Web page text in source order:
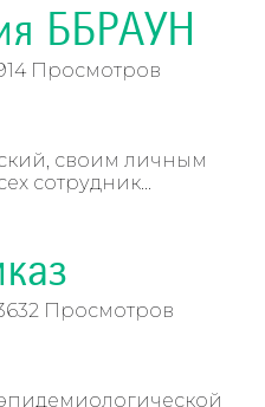
ББРАУН
Просмотров
своим личным
сотрудник...
Просмотров